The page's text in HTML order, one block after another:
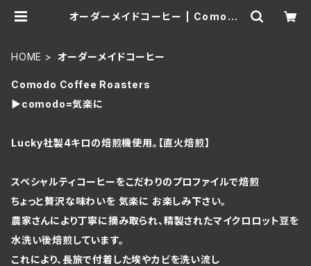
オーダーメイドコーヒー | Comodo
HOME オーダーメイドコーヒー
Comodo Coffee Roasters
▶comodo=気楽に
Lucky社製4キロの焙煎機使用。【直火焙煎】
スペシャルティコーヒーをこだわりのプロファイルで焙煎
ちょっと贅沢な味わいを 気楽に お楽しみ下さい。
農家さんにより丁寧に摘み取られ、精製されたマイクロロット豆を
水洗い後焙煎しています。
これにより、長旅で付着した埃やカビを洗い流し